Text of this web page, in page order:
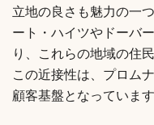
立地の良さも魅力の一
ート・ハイツやドーバ
り、これらの地域の住
この近接性は、プロム
顧客基盤となっています